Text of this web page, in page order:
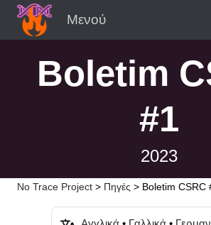
Μενού
Boletim
#1
2023
No Trace Project > Πηγές > Boletim CSRC